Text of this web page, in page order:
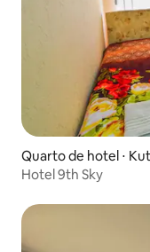
Quarto de hotel ⋅
Hotel 9th Sky